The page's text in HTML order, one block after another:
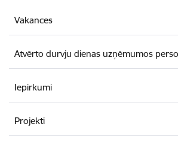
Vakances
Atvērto durvju dienas uzņēmumos
Iepirkumi
Projekti